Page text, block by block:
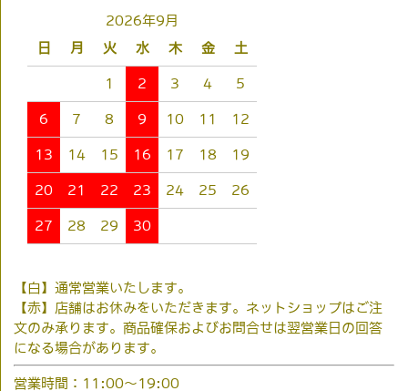
2026年9月
日
月 火 水 木 金 土
1 2 3 4 5
6 7 8 9 10 11 12
13 14 15 16 17 18 19
20 21 22 23 24 25 26
27 28 29 30
【白】通常営業いたします。
【赤】店舗はお休みをいただきます。ネットショップはご注
文のみ承ります。商品確保およびお問合せは翌営業日の回答
になる場合があります。
営業時間：11:00～19:00